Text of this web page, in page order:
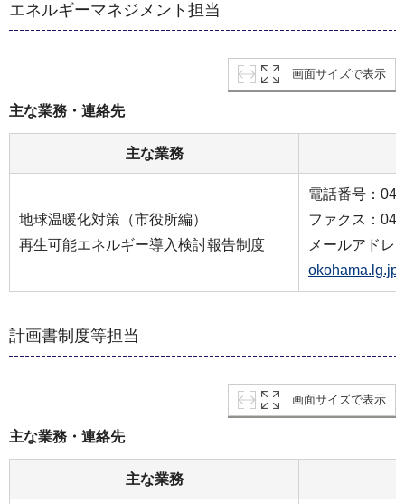
エネルギーマネジメント担当
画面サイズで表示
主な業務・連絡先
主な業務
地球温暖化対策（市役所編）
再生可能エネルギー導入検討報告制度
電話番号：
ファクス：
メールアドレ
okohama.lg.jp
計画書制度等担当
画面サイズで表示
主な業務・連絡先
主な業務